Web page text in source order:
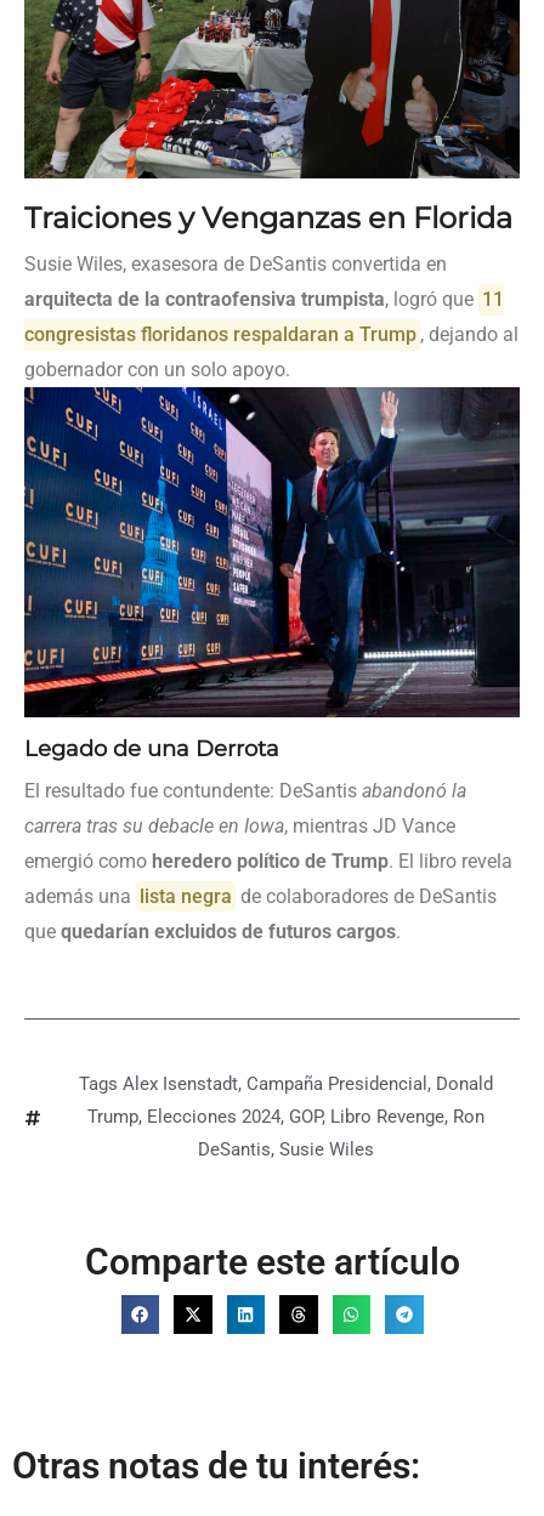
Traiciones y Venganzas en Florida
Susie Wiles, exasesora de DeSantis convertida en
arquitecta de la contraofensiva trumpista, logró que 11
congresistas floridanos respaldaran a Trump , dejando al
gobernador con un solo apoyo.
Legado de una Derrota
El resultado fue contundente: DeSantis abandonó la
carrera tras su debacle en Iowa, mientras JD Vance
emergió como heredero político de Trump. El libro revela
además una lista negra de colaboradores de DeSantis
que quedarían excluidos de futuros cargos.
Tags Alex Isenstadt, Campaña Presidencial , Donald
Trump, Elecciones 2024, GOP, Libro Revenge, Ron
DeSantis, Susie Wiles
Comparte este artículo
Otras notas de tu interés: